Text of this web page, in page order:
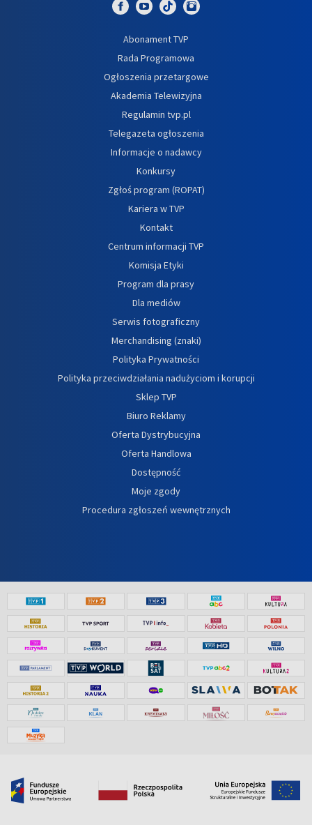
Abonament TVP
Rada Programowa
Ogłoszenia przetargowe
Akademia Telewizyjna
Regulamin tvp.pl
Telegazeta ogłoszenia
Informacje o nadawcy
Konkursy
Zgłoś program (ROPAT)
Kariera w TVP
Kontakt
Centrum informacji TVP
Komisja Etyki
Program dla prasy
Dla mediów
Serwis fotograficzny
Merchandising (znaki)
Polityka Prywatności
Polityka przeciwdziałania nadużyciom i korupcji
Sklep TVP
Biuro Reklamy
Oferta Dystrybucyjna
Oferta Handlowa
Dostępność
Moje zgody
Procedura zgłoszeń wewnętrznych